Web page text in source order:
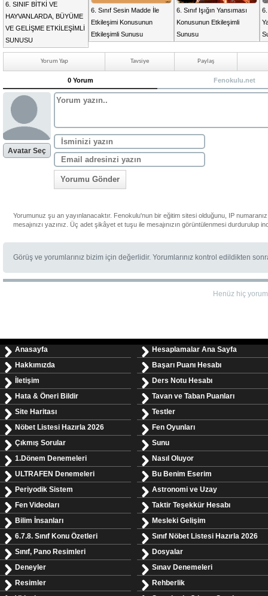
6. SINIF BİTKİ VE
HAYVANLARDA, BÜYÜME
VE GELİŞME ETKİLEŞİMLİ
SUNUSU
6. Sınıf Sesin Madde İle
Etkileşimi Konusunun
Etkileşimli Sunusu
6. Sınıf Işığın Yansıması
Konusunun Etkileşimli
Sunusu
Yorum Yap Tavsiye Paylaş
0 Yorum Fenokulu.net
Avatar Seç
Yorumu Gönder
Yorumunuz şu an yayınlanacaktır. Fenokulu'nun bir eğitim sitesi olduğunu, IP
mesajınızı yazınız. Üç adet şikâyet et tuşu ile mesajınızın görüntülenmesi durdurulup
Görüş ve yorumlarınız bizim için değerlidir. Yorumlarınız kontrol edildikten
Henüz hiç yorum
Anasayfa
Hakkımızda
İletişim
Hata & Öneri Bildir
Site Haritası
Nöbet Listesi Hazırla 2026
Çıkmış Sorular
1.Dönem Denemeleri
ULTRAFEN Denemeleri
Periyodik Sistem
Fen Videoları
Bilim İnsanları
6.7.8. Sınıf Konu Özetleri
Sınıf, Pano Resimleri
Deneyler
Resimler
Hesaplamalar Ana Sayfa
Başarı Puanı Hesabı
Ders Notu Hesabı
Tavan ve Taban Puanları
Testler
Fen Oyunları
Sunu
Nasıl Oluyor
Bu Benim Eserim
Astronomi ve Uzay
Taktir Teşekkür Hesabı
Mesleki Gelişim
Sınıf Nöbet Listesi Hazırla 2026
Dosyalar
Sınav Denemeleri
Rehberlik